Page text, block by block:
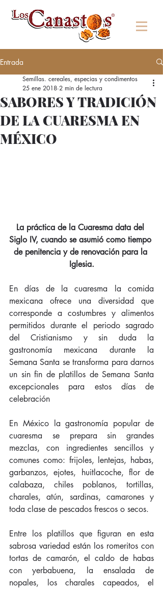
Entrada
SABORES Y TRADICIÓN
DE LA CUARESMA EN
MÉXICO
Semillas. cereales, especias y condimentos
25 ene 2018 2 min de lectura
La práctica de la Cuaresma data del
Siglo IV, cuando se asumió como tiempo
de penitencia y de renovación para la
Iglesia.
En días de la cuaresma la comida
mexicana ofrece una diversidad que
corresponde a costumbres y alimentos
permitidos durante el periodo sagrado
del Cristianismo y sin duda la
gastronomía mexicana durante la
Semana Santa se transforma para darnos
un sin fin de platillos de Semana Santa
excepcionales para estos días de
celebración
En México la gastronomía popular de
cuaresma se prepara sin grandes
mezclas, con ingredientes sencillos y
comunes como: frijoles, lentejas, habas,
garbanzos, ejotes, huitlacoche, flor de
calabaza, chiles poblanos, tortillas,
charales, atún, sardinas, camarones y
toda clase de pescados frescos o secos.
Entre los platillos que figuran en esta
sabrosa variedad están los romeritos con
tortas de camarón, el caldo de habas
con yerbabuena, la ensalada de
nopales, los charales capeados, el